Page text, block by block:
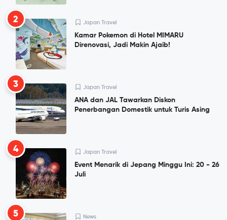
2 Japan Travel
Kamar Pokemon di Hotel MIMARU
Direnovasi, Jadi Makin Ajaib!
3 Japan Travel
ANA dan JAL Tawarkan Diskon
Penerbangan Domestik untuk Turis Asing
4 Japan Travel
Event Menarik di Jepang Minggu Ini: 20 - 26
Juli
5 News